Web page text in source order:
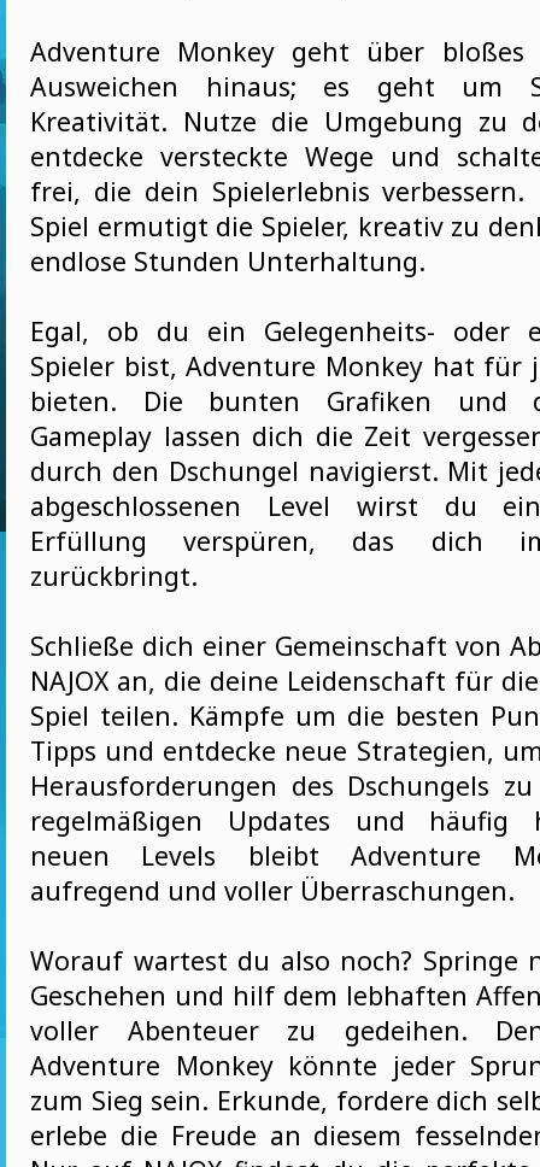
Adventure Monkey geht über bloßes
Ausweichen hinaus; es geht um
Kreativität. Nutze die Umgebung zu
entdecke versteckte Wege und
frei, die dein Spielerlebnis verbessern.
Spiel ermutigt die Spieler, kreativ zu
endlose Stunden Unterhaltung.
Egal, ob du ein Gelegenheits- oder
Spieler bist, Adventure Monkey hat für
bieten. Die bunten Grafiken und
Gameplay lassen dich die Zeit
durch den Dschungel navigierst. Mit
abgeschlossenen Level wirst du
Erfüllung verspüren, das dich
zurückbringt.
Schließe dich einer Gemeinschaft von
NAJOX an, die deine Leidenschaft für
Spiel teilen. Kämpfe um die besten
Tipps und entdecke neue Strategien,
Herausforderungen des Dschungels
regelmäßigen Updates und häufig
neuen Levels bleibt Adventure
aufregend und voller Überraschungen.
Worauf wartest du also noch? Springe
Geschehen und hilf dem lebhaften
voller Abenteuer zu gedeihen.
Adventure Monkey könnte jeder
zum Sieg sein. Erkunde, fordere dich
erlebe die Freude an diesem